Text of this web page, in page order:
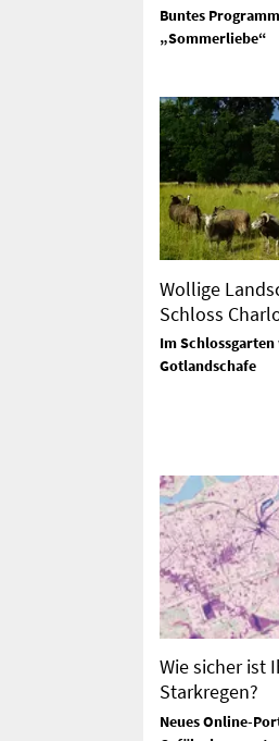
Buntes
„Sommerliebe“
Wollige
Schloss
Im
Gotlandschafe
Wie sicher ist
Starkregen?
Neues Online-